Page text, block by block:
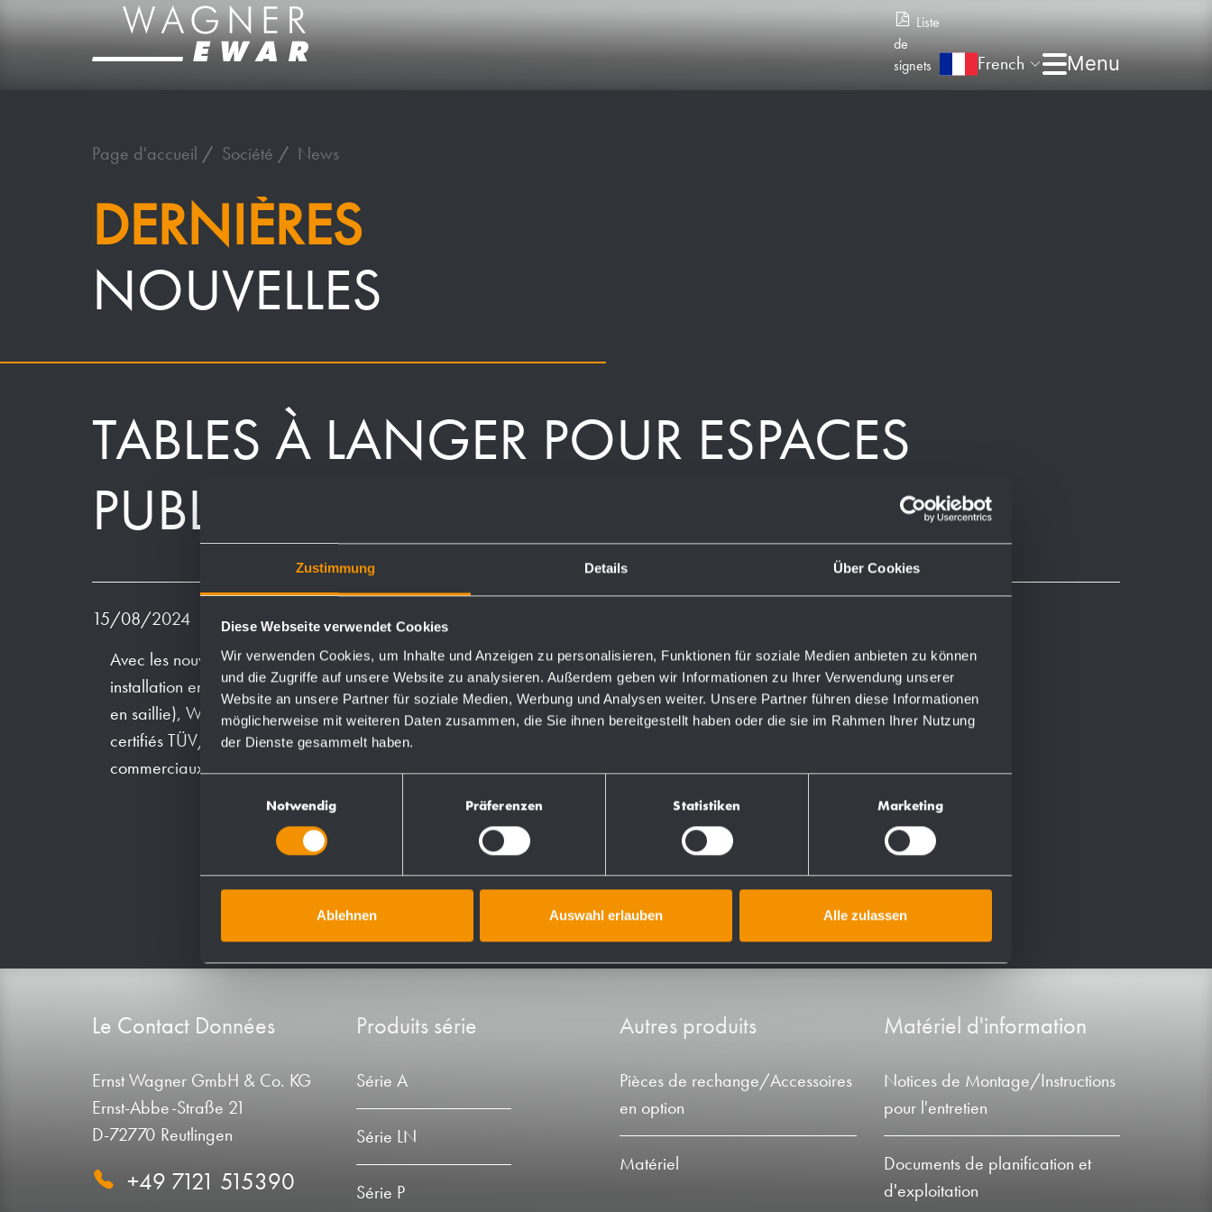
Zustimmung Details Über Cookies
Diese Webseite verwendet Cookies
Wir verwenden Cookies, um Inhalte und Anzeigen zu personalisieren, Funktionen für soziale Medien anbieten zu können
und die Zugriffe auf unsere Website zu analysieren. Außerdem geben wir Informationen zu Ihrer Verwendung unserer
Website an unsere Partner für soziale Medien, Werbung und Analysen weiter. Unsere Partner führen diese Informationen
möglicherweise mit weiteren Daten zusammen, die Sie ihnen bereitgestellt haben oder die sie im Rahmen Ihrer Nutzung
der Dienste gesammelt haben.
Notwendig Präferenzen Statistiken Marketing
Ablehnen Auswahl erlauben Alle zulassen
Liste
de
signets
French
Page d'accueil Société News
DERNIÈRES
NOUVELLES
TABLES À LANGER POUR ESPACES
PUBLICS ET COMMERCIAUX
15/08/2024
Avec les nouvelles tables à langerWP2210(pour
installation encastrée) etWP2215 (pour installation
en saillie), Wagner EWAR propose des produits
certifiés TÜV/GS pour les espaces publics et
commerciaux.
Le Contact Données
Ernst Wagner GmbH & Co. KG
Ernst-Abbe-Straße 21
D-72770 Reutlingen
+49 7121 515390
Produits série
Série A
Série LN
Série P
Autres produits
Pièces de rechange/Accessoires
en option
Matériel
Matériel d'information
Notices de Montage/Instructions
pour l'entretien
Documents de planification et
d'exploitation